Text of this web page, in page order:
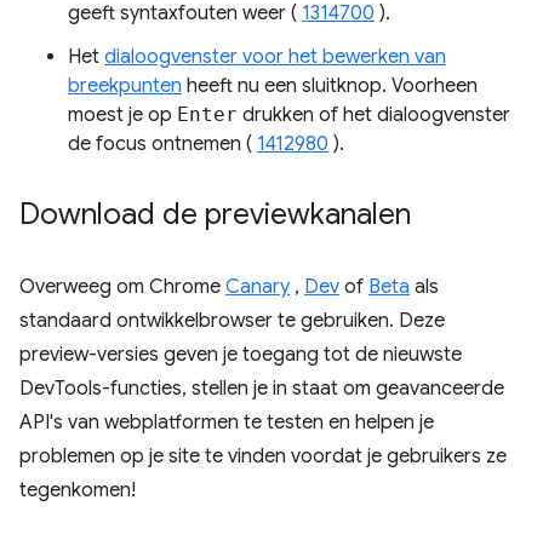
geeft syntaxfouten weer ( 1314700 ).
Het dialoogvenster voor het bewerken van
breekpunten heeft nu een sluitknop. Voorheen
moest je op Enter drukken of het dialoogvenster
de focus ontnemen ( 1412980 ).
Download de previewkanalen
Overweeg om Chrome Canary , Dev of Beta als
standaard ontwikkelbrowser te gebruiken. Deze
preview-versies geven je toegang tot de nieuwste
DevTools-functies, stellen je in staat om geavanceerde
API's van webplatformen te testen en helpen je
problemen op je site te vinden voordat je gebruikers ze
tegenkomen!